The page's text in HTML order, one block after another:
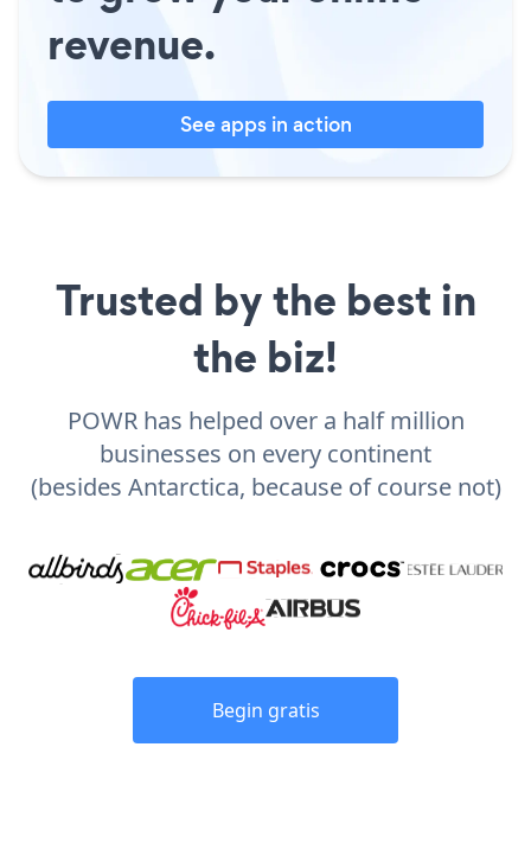
revenue.
See apps in action
Trusted by the best in
the biz!
POWR has helped over a half million
businesses on every continent
(besides Antarctica, because of course not)
Begin gratis